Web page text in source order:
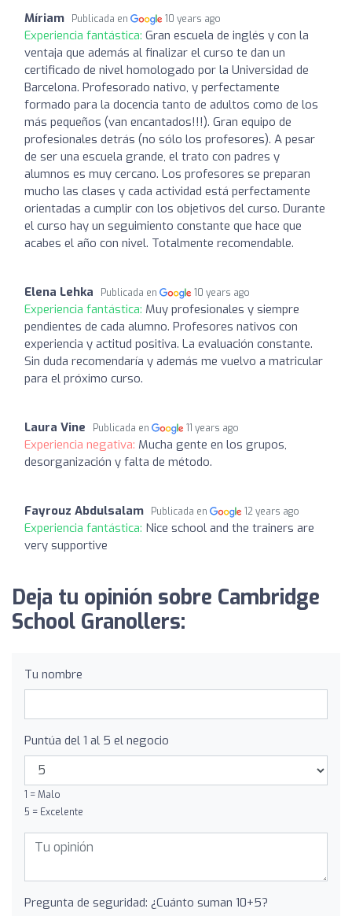
Míriam Publicada en 10 years ago
Experiencia fantástica: Gran escuela de inglés y con la
ventaja que además al finalizar el curso te dan un
certificado de nivel homologado por la Universidad de
Barcelona. Profesorado nativo, y perfectamente
formado para la docencia tanto de adultos como de los
más pequeños (van encantados!!!). Gran equipo de
profesionales detrás (no sólo los profesores). A pesar
de ser una escuela grande, el trato con padres y
alumnos es muy cercano. Los profesores se preparan
mucho las clases y cada actividad está perfectamente
orientadas a cumplir con los objetivos del curso. Durante
el curso hay un seguimiento constante que hace que
acabes el año con nivel. Totalmente recomendable.
Elena Lehka Publicada en 10 years ago
Experiencia fantástica: Muy profesionales y siempre
pendientes de cada alumno. Profesores nativos con
experiencia y actitud positiva. La evaluación constante.
Sin duda recomendaría y además me vuelvo a matricular
para el próximo curso.
Laura Vine Publicada en 11 years ago
Experiencia negativa: Mucha gente en los grupos,
desorganización y falta de método.
Fayrouz Abdulsalam Publicada en 12 years ago
Experiencia fantástica: Nice school and the trainers are
very supportive
Deja tu opinión sobre Cambridge
School Granollers:
Tu nombre
Puntúa del 1 al 5 el negocio
1 = Malo
5 = Excelente
Pregunta de seguridad: ¿Cuánto suman 10+5?